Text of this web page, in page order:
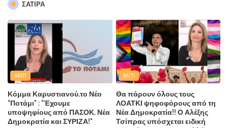
ΣΑΤΙΡΑ
ANTI
Κόμμα Καρυστιανού,το Νέο
"Ποτάμι" : "Έχουμε
υποψηφίους από ΠΑΣΟΚ, Νέα
Δημοκρατία και ΣΥΡΙΖΑ!"
ANTI
Θα πάρουν όλους τους
ΛΟΑΤΚΙ ψηφοφόρους από τη
Νέα Δημοκρατία!! Ο Αλέξης
Τσίπρας υπόσχεται ειδική